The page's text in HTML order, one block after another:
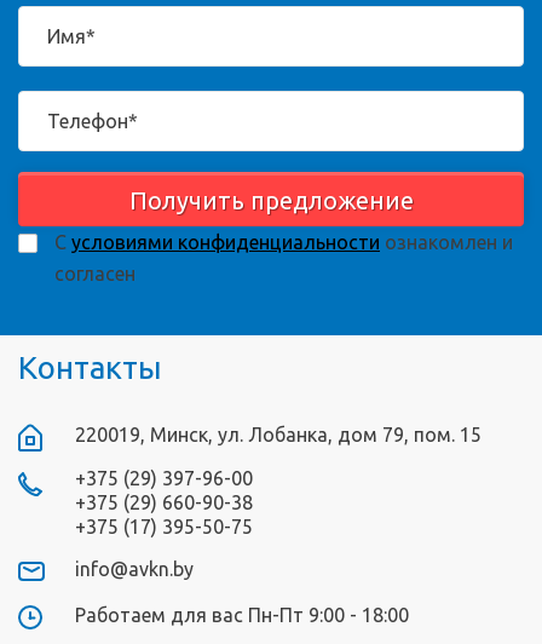
Получить предложение
С условиями конфиденциальности ознакомлен и
согласен
Контакты
220019, Минск, ул. Лобанка, дом 79, пом. 15
+375 (29) 397-96-00
+375 (29) 660-90-38
+375 (17) 395-50-75
info@avkn.by
Работаем для вас Пн-Пт 9:00 - 18:00